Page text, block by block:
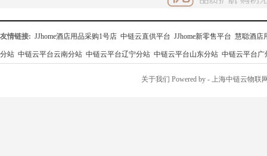
友情链接: JJhome酒店用品采购1号店 中链云直供平台 JJhome新零售平台 慧聪酒店
分站 中链云平台云南分站 中链云平台辽宁分站 中链云平台山东分站 中链云平台广
关于我们 Powered by - 上海中链云物联